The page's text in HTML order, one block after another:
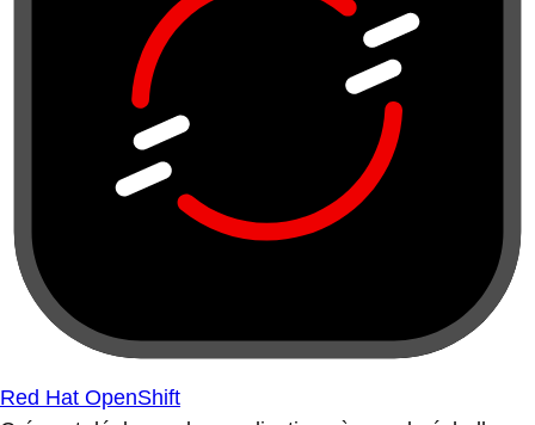
Red Hat OpenShift